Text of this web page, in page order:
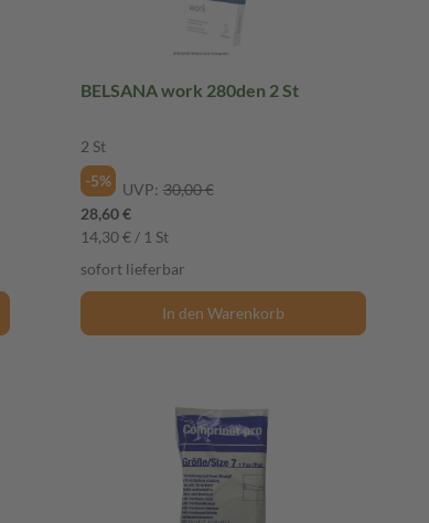
BELSANA work 280den 2 St
2 St
-5%
UVP: 30,00 €
28,60 €
14,30 € / 1 St
sofort lieferbar
In den Warenkorb